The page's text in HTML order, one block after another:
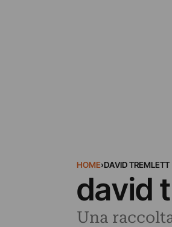
HOME›DAVID TREMLETT
david
Una